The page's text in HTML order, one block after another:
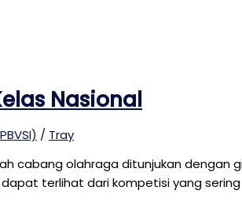
Nasional
/ Tray
cabang olahraga ditunjukan
terlihat dari kompetisi yang sering